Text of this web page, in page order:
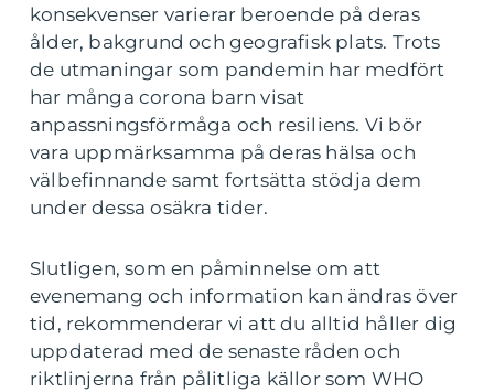
konsekvenser varierar beroende på deras
ålder, bakgrund och geografisk plats. Trots
de utmaningar som pandemin har medfört
har många corona barn visat
anpassningsförmåga och resiliens. Vi bör
vara uppmärksamma på deras hälsa och
välbefinnande samt fortsätta stödja dem
under dessa osäkra tider.
Slutligen, som en påminnelse om att
evenemang och information kan ändras över
tid, rekommenderar vi att du alltid håller dig
uppdaterad med de senaste råden och
riktlinjerna från pålitliga källor som WHO